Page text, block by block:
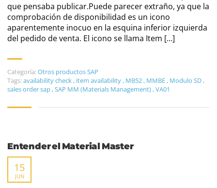
que pensaba publicar.Puede parecer extraño, ya que la
comprobación de disponibilidad es un icono
aparentemente inocuo en la esquina inferior izquierda
del pedido de venta. El icono se llama Item […]
Categoría:Otros productos SAP
Tags:availability check , item availability , MB52 , MMBE , Modulo SD ,
sales order sap ,SAP MM (Materials Management) ,VA01
Entender el Material Master
15
JUN